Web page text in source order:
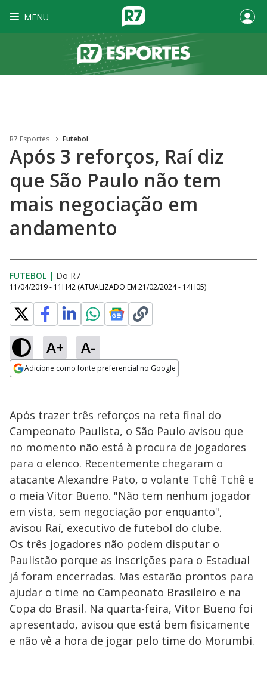
MENU
R7 Esportes Futebol
Após 3 reforços, Raí diz
que São Paulo não tem
mais negociação em
andamento
FUTEBOL | Do R7
11/04/2019 - 11H42 (ATUALIZADO EM 21/02/2024 - 14H05)
A+ A-
Adicione como fonte preferencial no Google
Após trazer três reforços na reta final do
Campeonato Paulista, o São Paulo avisou que
no momento não está à procura de jogadores
para o elenco. Recentemente chegaram o
atacante Alexandre Pato, o volante Tchê Tchê e
o meia Vitor Bueno. "Não tem nenhum jogador
em vista, sem negociação por enquanto",
avisou Raí, executivo de futebol do clube.
Os três jogadores não podem disputar o
Paulistão porque as inscrições para o Estadual
já foram encerradas. Mas estarão prontos para
ajudar o time no Campeonato Brasileiro e na
Copa do Brasil. Na quarta-feira, Vitor Bueno foi
apresentado, avisou que está bem fisicamente
e não vê a hora de jogar pelo time do Morumbi.